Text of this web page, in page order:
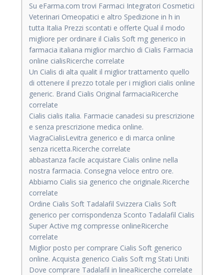
Su eFarma.com trovi Farmaci Integratori Cosmetici
Veterinari Omeopatici e altro Spedizione in h in
tutta Italia Prezzi scontati e offerte Qual il modo
migliore per ordinare il Cialis Soft mg generico in
farmacia italiana miglior marchio di Cialis Farmacia
online cialisRicerche correlate
Un Cialis di alta qualit il miglior trattamento quello
di ottenere il prezzo totale per i migliori cialis online
generic. Brand Cialis Original farmaciaRicerche
correlate
Cialis cialis italia. Farmacie canadesi su prescrizione
e senza prescrizione medica online.
ViagraCialisLevitra generico e di marca online
senza ricetta.Ricerche correlate
abbastanza facile acquistare Cialis online nella
nostra farmacia. Consegna veloce entro ore.
Abbiamo Cialis sia generico che originale.Ricerche
correlate
Ordine Cialis Soft Tadalafil Svizzera Cialis Soft
generico per corrispondenza Sconto Tadalafil Cialis
Super Active mg compresse onlineRicerche
correlate
Miglior posto per comprare Cialis Soft generico
online. Acquista generico Cialis Soft mg Stati Uniti
Dove comprare Tadalafil in lineaRicerche correlate